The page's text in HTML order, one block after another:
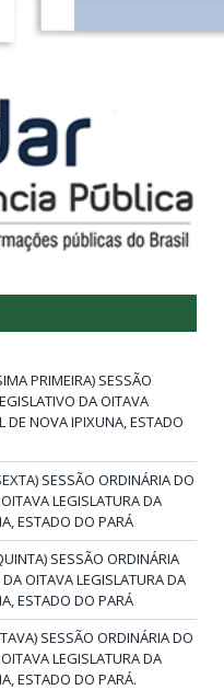
PRIMEIRA) SESSÃO
DA OITAVA
DE NOVA IPIXUNA, ESTADO
SESSÃO ORDINÁRIA DO
LEGISLATURA DA
ESTADO DO PARÁ
SESSÃO ORDINÁRIA
OITAVA LEGISLATURA DA
ESTADO DO PARÁ
SESSÃO ORDINÁRIA DO
LEGISLATURA DA
ESTADO DO PARÁ.